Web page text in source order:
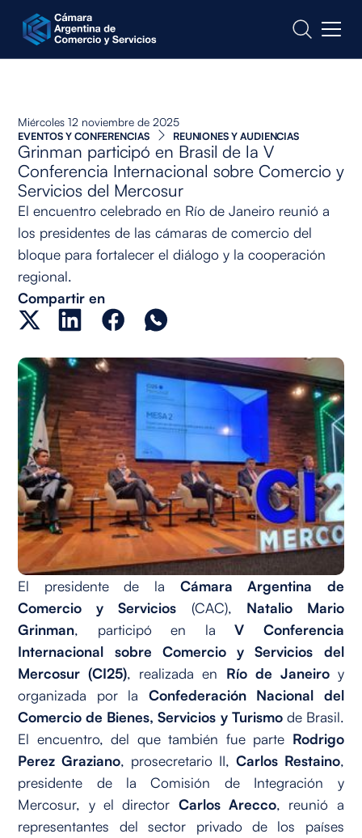
CONTACTO
Miércoles 12 noviembre de 2025
EVENTOS Y CONFERENCIAS REUNIONES Y AUDIENCIAS
Grinman participó en Brasil de la V
Conferencia Internacional sobre Comercio y
Servicios del Mercosur
El encuentro celebrado en Río de Janeiro reunió a
los presidentes de las cámaras de comercio del
bloque para fortalecer el diálogo y la cooperación
regional.
Compartir en
El presidente de la Cámara Argentina de
Comercio y Servicios (CAC), Natalio Mario
Grinman, participó en laV Conferencia
Internacional sobre Comercio y Servicios del
Mercosur (CI25), realizada en Río de Janeiroy
organizada por la Confederación Nacional del
Comercio de Bienes, Servicios y Turismode Brasil.
El encuentro, del que también fue parte Rodrigo
Perez Graziano, prosecretario II, Carlos Restaino,
presidente de la Comisión de Integración y
Mercosur, y el director Carlos Arecco, reunió a
representantes del sector privado de los países